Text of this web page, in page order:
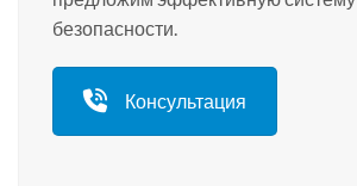
безопасности.
Консультация